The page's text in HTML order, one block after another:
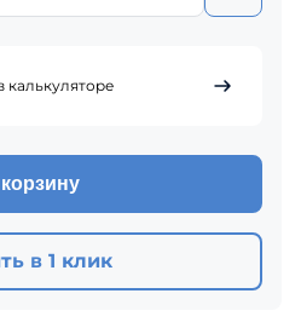
калькуляторе
в 1 клик